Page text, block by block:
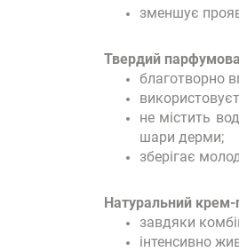
зменшує
Твердий
благотворно
не містить
шари дерми;
зберігає
Натуральний крем-
завдяки
інтенсивно